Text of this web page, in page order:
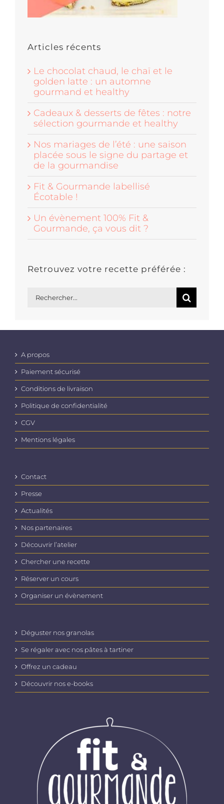
Articles récents
Le chocolat chaud, le chaï et le
golden latte : un automne
gourmand et healthy
Cadeaux & desserts de fêtes : notre
sélection gourmande et healthy
Nos mariages de l’été : une saison
placée sous le signe du partage et
de la gourmandise
Fit & Gourmande labellisé
Écotable !
Un évènement 100% Fit &
Gourmande, ça vous dit ?
Retrouvez votre recette préférée :
A propos
Paiement sécurisé
Conditions de livraison
Politique de confidentialité
CGV
Mentions légales
Contact
Presse
Actualités
Nos partenaires
Découvrir l’atelier
Chercher une recette
Réserver un cours
Organiser un évènement
Déguster nos granolas
Se régaler avec nos pâtes à tartiner
Offrez un cadeau
Découvrir nos e-books